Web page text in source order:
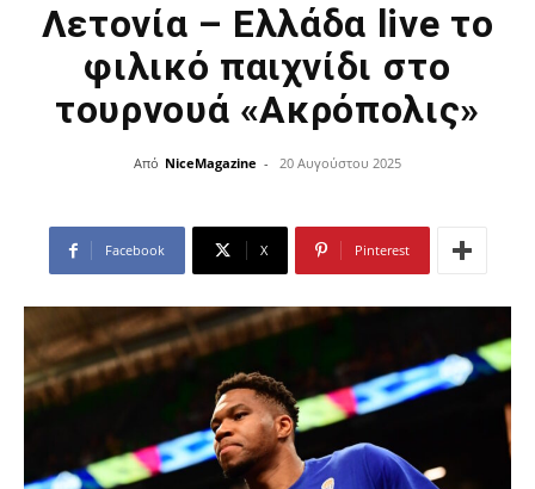
Λετονία – Ελλάδα live το
φιλικό παιχνίδι στο
τουρνουά «Ακρόπολις»
Από NiceMagazine - 20 Αυγούστου 2025
Facebook X Pinterest